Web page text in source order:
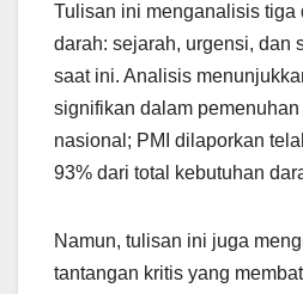
Tulisan ini menganalisis tiga
darah: sejarah, urgensi, dan
saat ini. Analisis
signifikan dalam
nasional; PMI dilaporkan
93% dari total kebutuhan
Namun, tulisan ini juga
tantangan kritis yang